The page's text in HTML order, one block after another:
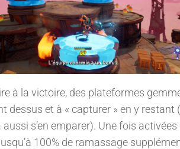
à la victoire, des plateformes
dessus et à « capturer » en y restant
s’en emparer). Une fois
100% de ramassage